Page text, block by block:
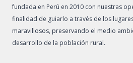
fundada en Perú en 2010 con nuestras
finalidad de guiarlo a través de los
maravillosos, preservando el medio
desarrollo de la población rural.